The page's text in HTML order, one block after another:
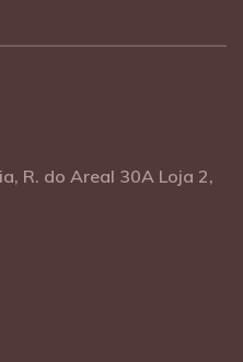
R. do Areal 30A Loja 2,